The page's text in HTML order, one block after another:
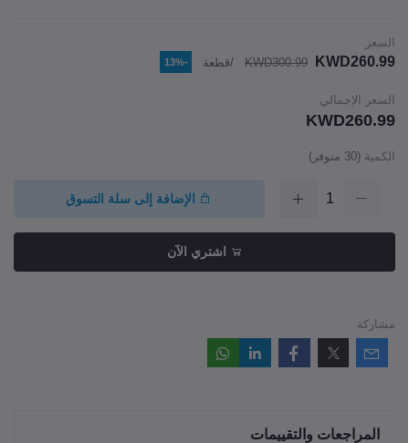
السعر
KWD260.99
KWD300.99 /قطعة -13%
السعر الإجمالي
KWD260.99
الكمية (
30 متوفر)
الإضافة إلى سلة التسوق
اشتري الآن
مشاركة
المراجعات والتقييمات